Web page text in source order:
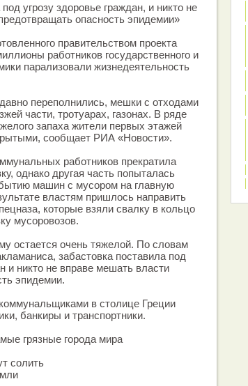
угрозу здоровье граждан, и никто не
опасность эпидемии»
правительством проекта
работников государственного и
парализовали жизнедеятельность
переполнились, мешки с отходами
части, тротуарах, газонах. В ряде
запаха жители первых этажей
сообщает РИА «Новости».
работников прекратила
однако другая часть попыталась
машин с мусором на главную
властям пришлось направить
которые взяли свалку в кольцо
мусоровозов.
остается очень тяжелой. По словам
забастовка поставила под
и никто не вправе мешать власти
эпидемии.
в столице Греции
банкиры и транспортники.
грязные города мира
солить